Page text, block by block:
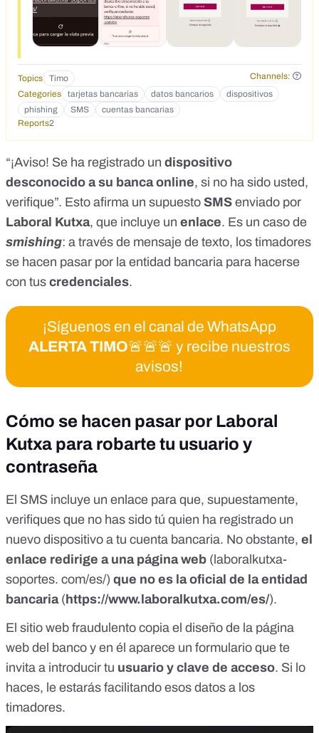
Topics Timo
Channels:
Categories
tarjetas bancarias datos bancarios
dispositivos
phishing
SMS
cuentas bancarias
Reports2
“¡Aviso! Se ha registrado un dispositivo
desconocido a su banca online, si no ha sido usted,
verifique”. Esto afirma un supuesto SMS enviado por
Laboral Kutxa, que incluye un enlace. Es un caso de
smishing: a través de mensaje de texto, los timadores
se hacen pasar por la entidad bancaria para hacerse
con tus credenciales.
¡Síguenos en el canal de WhatsApp
ALERTA TIMO🚨🚨🚨 y recibe nuestros
avisos!
Cómo se hacen pasar por Laboral
Kutxa para robarte tu usuario y
contraseña
El SMS incluye un enlace para que, supuestamente,
verifiques que no has sido tú quien ha registrado un
nuevo dispositivo a tu cuenta bancaria. No obstante, el
enlace redirige a una página web (laboralkutxa-
soportes. com/es/) que no es la oficial de la entidad
bancaria ( https://www.laboralkutxa.com/es/).
El sitio web fraudulento copia el diseño de la página
web del banco y en él aparece un formulario que te
invita a introducir tu usuario y clave de acceso. Si lo
haces, le estarás facilitando esos datos a los
timadores.